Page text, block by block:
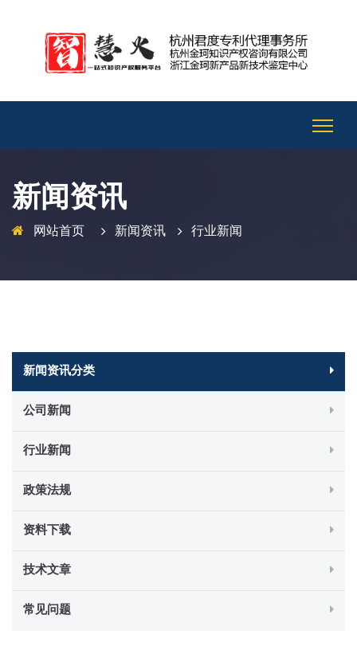
新闻资讯
网站首页 新闻资讯 行业新闻
新闻资讯分类
公司新闻
行业新闻
政策法规
资料下载
技术文章
常见问题